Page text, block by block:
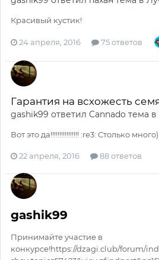
Красивый кустик!
24 апреля, 2016 75 ответов
Гарантия на всхожесть
gashik99 ответил Cannado тема в
Вот это да!!!!!!!!!!!!!!!! :re3: Столько много)
22 апреля, 2016 88 ответов
gashik99
Принимайте участие в
конкурсе!https://dzagi.club/forum/